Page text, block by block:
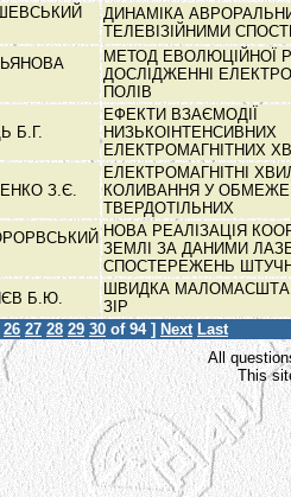
ДИНАМІКА
ТЕЛЕВІЗІЙНИМИ
МЕТОД ЕВОЛЮЦІЙНОЇ
ДОСЛІДЖЕННІ
ПОЛІВ
Б.Г.
ЕФЕКТИ ВЗАЄМОДІЇ
НИЗЬКОІНТЕНСИВНИХ
ЕЛЕКТРОМАГНІТНИХ
З.Є.
ЕЛЕКТРОМАГНІТНІ
КОЛИВАННЯ У
ТВЕРДОТІЛЬНИХ
НОВА РЕАЛІЗАЦІЯ
ЗЕМЛІ ЗА ДАНИМИ
СПОСТЕРЕЖЕНЬ
Б.Ю.
ШВИДКА
ЗІР
26 27 28 29 30 of 94 ] Next Last
All
This